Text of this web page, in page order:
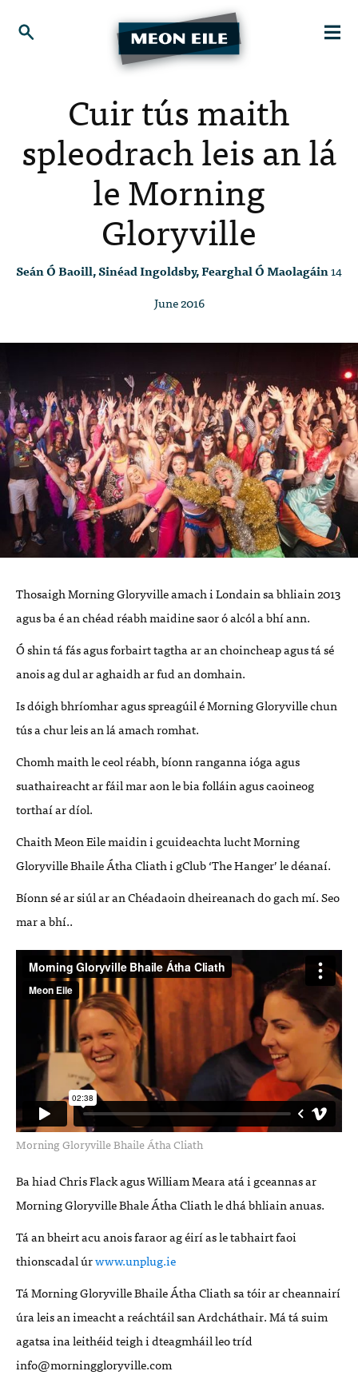
Cuir tús maith
spleodrach leis an lá
le Morning
Gloryville
Seán Ó Baoill, Sinéad Ingoldsby, Fearghal Ó Maolagáin14
June 2016
Thosaigh Morning Gloryville amach i Londain sa bhliain 2013
agus ba é an chéad réabh maidine saor ó alcól a bhí ann.
Ó shin tá fás agus forbairt tagtha ar an choincheap agus tá sé
anois ag dul ar aghaidh ar fud an domhain.
Is dóigh bhríomhar agus spreagúil é Morning Gloryville chun
tús a chur leis an lá amach romhat.
Chomh maith le ceol réabh, bíonn ranganna ióga agus
suathaireacht ar fáil mar aon le bia folláin agus caoineog
torthaí ar díol.
Chaith Meon Eile maidin i gcuideachta lucht Morning
Gloryville Bhaile Átha Cliath i gClub ‘The Hanger’ le déanaí.
Bíonn sé ar siúl ar an Chéadaoin dheireanach do gach mí. Seo
mar a bhí..
Morning Gloryville Bhaile Átha Cliath
Ba hiad Chris Flack agus William Meara atá i gceannas ar
Morning Gloryville Bhale Átha Cliath le dhá bhliain anuas.
Tá an bheirt acu anois faraor ag éirí as le tabhairt faoi
thionscadal úrwww.unplug.ie
Tá Morning Gloryville Bhaile Átha Cliath sa tóir ar cheannairí
úra leis an imeacht a reáchtáil san Ardcháthair. Má tá suim
agatsa ina leithéid teigh i dteagmháil leo tríd
info@morninggloryville.com